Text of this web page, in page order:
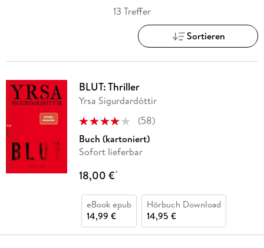
13 Treffer
Sortieren
BLUT: Thriller
Yrsa Sigurdardóttir
(58)
Buch (kartoniert)
Sofort lieferbar
18,00 €*
eBook epub
14,99 €
Hörbuch Download
14,95 €